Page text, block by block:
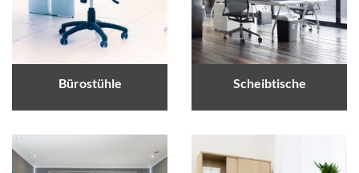
Bürostühle Scheibtische